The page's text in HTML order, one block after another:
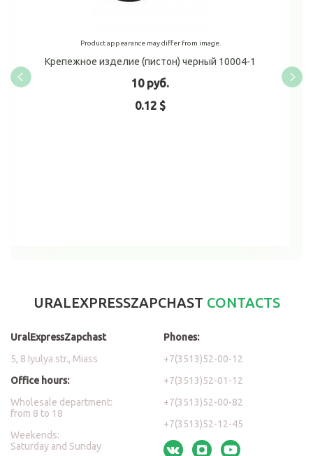
Product appearance may differ from image.
Крепежное изделие (пистон) черный 10004-1
10 руб.
0.12 $
URALEXPRESSZAPCHAST CONTACTS
UralExpressZapchast
5, 8 Iyulya str., Miass
Office hours:
Wholesale department:
from 8 to 18
Weekends:
Saturday and Sunday
Phones:
+7(3513)52-00-12
+7(3513)52-01-12
+7(3513)52-00-82
+7(3513)52-12-45